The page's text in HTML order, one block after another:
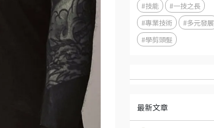
#技能
#一技之長
#專業技術
#多元發展
#學剪頭髮
最新文章